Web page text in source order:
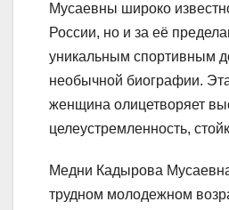
Мусаевны широко
России, но и за её
уникальным спортивным
необычной биографии.
женщина олицетворяет
целеустремленность,
Медни Кадырова
трудном молодежном